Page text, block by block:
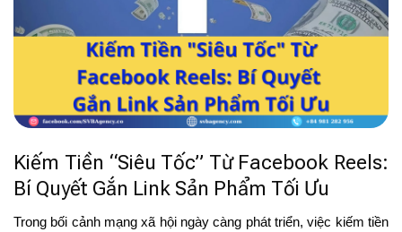
Kiếm Tiền “Siêu Tốc” Từ Facebook Reels:
Bí Quyết Gắn Link Sản Phẩm Tối Ưu
Trong bối cảnh mạng xã hội ngày càng phát triển, việc kiếm tiền